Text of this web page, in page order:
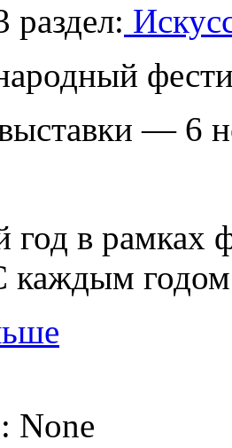
раздел:
— 6
год в рамках
каждым
None